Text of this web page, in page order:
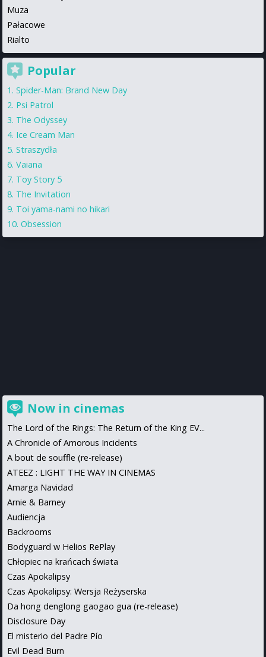
Muza
Pałacowe
Rialto
Popular
Spider-Man: Brand New Day
Psi Patrol
The Odyssey
Ice Cream Man
Straszydła
Vaiana
Toy Story 5
The Invitation
Toi yama-nami no hikari
Obsession
Now in cinemas
The Lord of the Rings: The Return of the King EV...
A Chronicle of Amorous Incidents
A bout de souffle (re-release)
ATEEZ : LIGHT THE WAY IN CINEMAS
Amarga Navidad
Arnie & Barney
Audiencja
Backrooms
Bodyguard w Helios RePlay
Chłopiec na krańcach świata
Czas Apokalipsy
Czas Apokalipsy: Wersja Reżyserska
Da hong denglong gaogao gua (re-release)
Disclosure Day
El misterio del Padre Pío
Evil Dead Burn